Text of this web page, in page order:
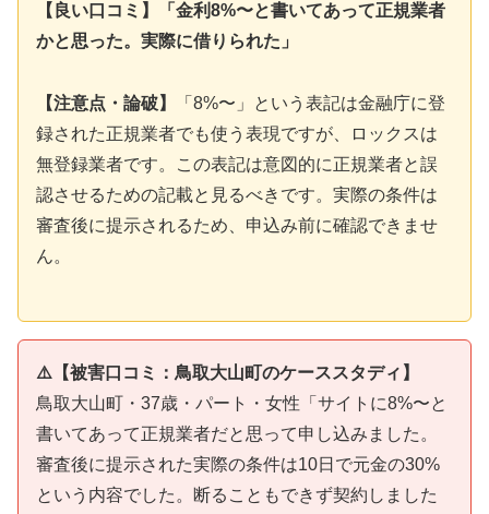
【良い口コミ】「金利8%〜と書いてあって正規業者
かと思った。実際に借りられた」
【注意点・論破】
「8%〜」という表記は金融庁に登
録された正規業者でも使う表現ですが、ロックスは
無登録業者です。この表記は意図的に正規業者と誤
認させるための記載と見るべきです。実際の条件は
審査後に提示されるため、申込み前に確認できませ
ん。
⚠️【被害口コミ：鳥取大山町のケーススタディ】
鳥取大山町・37歳・パート・女性「サイトに8%〜と
書いてあって正規業者だと思って申し込みました。
審査後に提示された実際の条件は10日で元金の30%
という内容でした。断ることもできず契約しました